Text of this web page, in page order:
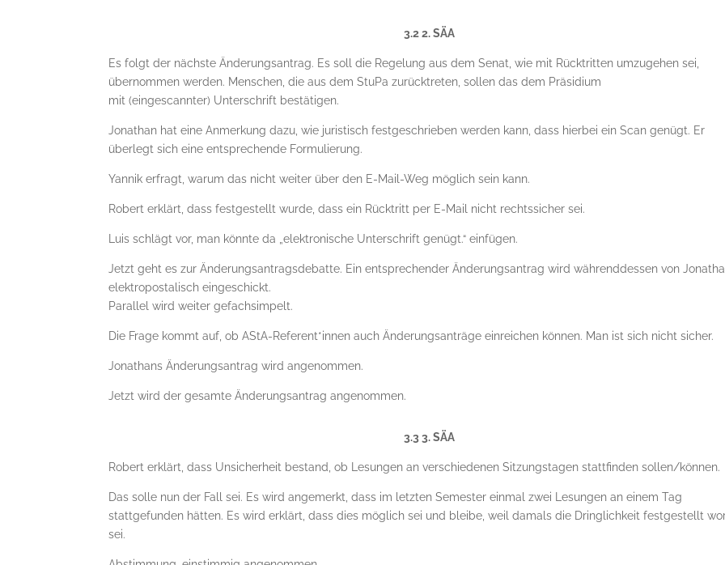
3.2 2. SÄA
Es folgt der nächste Änderungsantrag. Es soll die Regelung aus dem Senat, wie mit Rücktritten umzugehen sei,
übernommen werden. Menschen, die aus dem StuPa zurücktreten, sollen das dem Präsidium
mit (eingescannter) Unterschrift bestätigen.
Jonathan hat eine Anmerkung dazu, wie juristisch festgeschrieben werden kann, dass hierbei ein Scan genügt. Er
überlegt sich eine entsprechende Formulierung.
Yannik erfragt, warum das nicht weiter über den E-Mail-Weg möglich sein kann.
Robert erklärt, dass festgestellt wurde, dass ein Rücktritt per E-Mail nicht rechtssicher sei.
Luis schlägt vor, man könnte da „elektronische Unterschrift genügt.“ einfügen.
Jetzt geht es zur Änderungsantragsdebatte. Ein entsprechender Änderungsantrag wird währenddessen von
elektropostalisch eingeschickt.
Parallel wird weiter gefachsimpelt.
Die Frage kommt auf, ob AStA-Referent*innen auch Änderungsanträge einreichen können. Man ist sich nicht sicher.
Jonathans Änderungsantrag wird angenommen.
Jetzt wird der gesamte Änderungsantrag angenommen.
3.3 3. SÄA
Robert erklärt, dass Unsicherheit bestand, ob Lesungen an verschiedenen Sitzungstagen stattfinden sollen/können.
Das solle nun der Fall sei. Es wird angemerkt, dass im letzten Semester einmal zwei Lesungen an einem Tag
stattgefunden hätten. Es wird erklärt, dass dies möglich sei und bleibe, weil damals die Dringlichkeit festgestellt
sei.